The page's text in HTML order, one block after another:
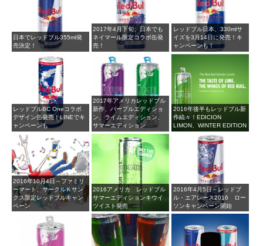
日本でレッドブル355ml発
売決定！
2017年4月下旬、日本でも
ネイマール限定コラボ缶発
売！
レッドブル日本、330mlサ
イズを3月14日に発売！キ
ャンペーンも！
レッドブルBC Oneコラボ
デザイン缶発売！LINEでキ
ャンペーンも
2017年アメリカレッドブル
新作、パープルエディショ
ン、ライムエディション、
サマーエディション
2016年後半もレッドブル新
作続々！EDICION
LIMON、WINTER EDITION
2016年10月4日～ファミリ
ーマート、サークルＫサン
クス限定レッドブルキャン
ペーン
2016アメリカ レッドブル
サマーエディションキウイ
ツイスト発売
2016年4月5日～レッドブ
ル・エアレース2016 ロー
ソンキャンペーン開始